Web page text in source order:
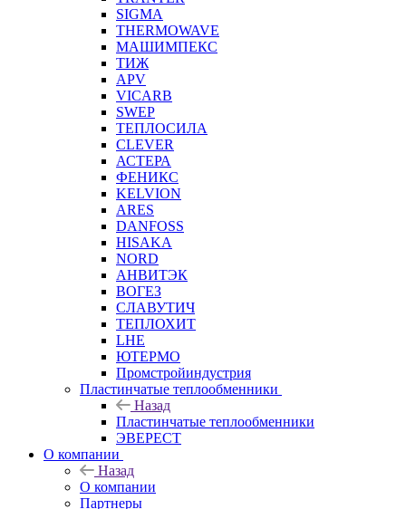
SIGMA
THERMOWAVE
МАШИМПЕКС
ТИЖ
APV
VICARB
SWEP
ТЕПЛОСИЛА
CLEVER
АСТЕРА
ФЕНИКС
KELVION
ARES
DANFOSS
HISAKA
NORD
АНВИТЭК
ВОГЕЗ
СЛАВУТИЧ
ТЕПЛОХИТ
LHE
ЮТЕРМО
Промстройиндустрия
Пластинчатые теплообменники
Назад
Пластинчатые теплообменники
ЭВЕРЕСТ
О компании
Назад
О компании
Партнеры